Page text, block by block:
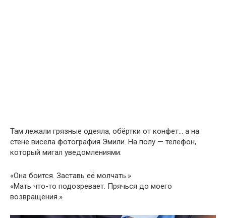
Там лежали грязные одеяла, обёртки от конфет… а на
стене висела фотография Эмили. На полу — телефон,
который мигал уведомлениями:
«Она боится. Заставь её молчать.»
«Мать что-то подозревает. Прячься до моего
возвращения.»